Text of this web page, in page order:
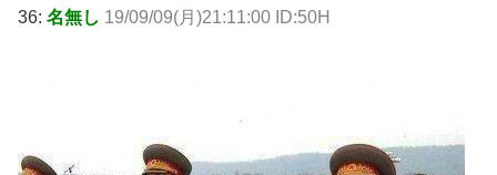
36: 名無し 19/09/09(月)21:11:00 ID:50H